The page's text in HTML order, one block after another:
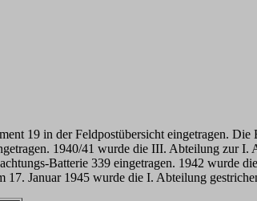
19 in der Feldpostübersicht eingetragen.
1940/41 wurde die III. Abteilung zur
Batterie 339 eingetragen. 1942 wurde
17. Januar 1945 wurde die I. Abteilung